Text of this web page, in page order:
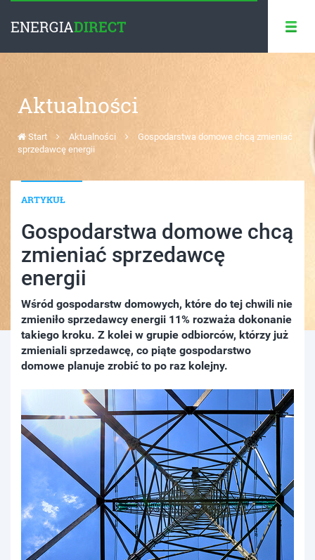
ENERGIADIRECT
Aktualności
Start Aktualności
Gospodarstwa domowe chcą zmieniać
sprzedawcę energii
ARTYKUŁ
Gospodarstwa domowe chcą
zmieniać sprzedawcę
energii
Wśród gospodarstw domowych, które do tej chwili nie
zmieniło sprzedawcy energii 11% rozważa dokonanie
takiego kroku. Z kolei w grupie odbiorców, którzy już
zmieniali sprzedawcę, co piąte gospodarstwo
domowe planuje zrobić to po raz kolejny.